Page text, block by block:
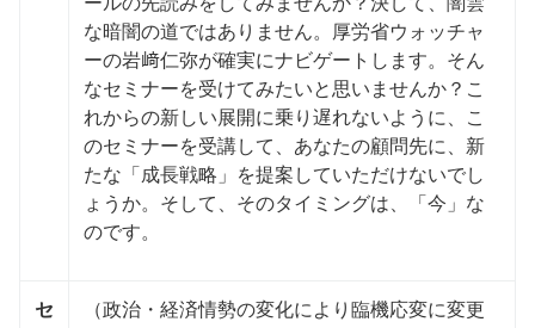
な暗闇の道ではありません。厚労省ウォッチャ
ーの岩﨑仁弥が確実にナビゲートします。そん
なセミナーを受けてみたいと思いませんか？こ
れからの新しい展開に乗り遅れないように、こ
のセミナーを受講して、あなたの顧問先に、新
たな「成長戦略」を提案していただけないでし
ょうか。そして、そのタイミングは、「今」な
のです。
セ
（政治・経済情勢の変化により臨機応変に変更